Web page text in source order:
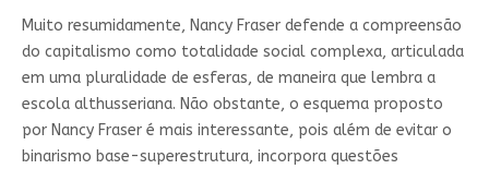
Muito resumidamente, Nancy Fraser defende a compreensão
do capitalismo como totalidade social complexa, articulada
em uma pluralidade de esferas, de maneira que lembra a
escola althusseriana. Não obstante, o esquema proposto
por Nancy Fraser é mais interessante, pois além de evitar o
binarismo base-superestrutura, incorpora questões